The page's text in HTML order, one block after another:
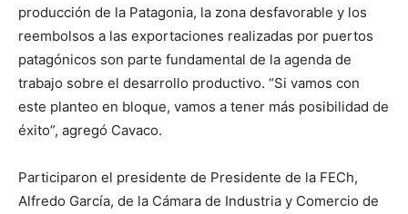
producción de la Patagonia, la zona desfavorable y los
reembolsos a las exportaciones realizadas por puertos
patagónicos son parte fundamental de la agenda de
trabajo sobre el desarrollo productivo. “Si vamos con
este planteo en bloque, vamos a tener más posibilidad de
éxito”, agregó Cavaco.
Participaron el presidente de Presidente de la FECh,
Alfredo García, de la Cámara de Industria y Comercio de